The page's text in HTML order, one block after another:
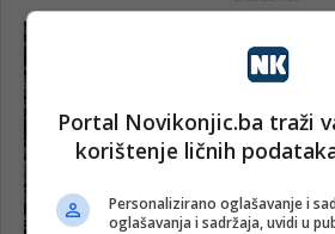
Portal Novikonjic.ba traži
korištenje ličnih
Personalizirano oglašavanje i
oglašavanja i sadržaja, uvidi u